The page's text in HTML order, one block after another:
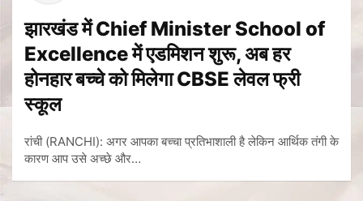
झारखंड में Chief Minister School of
Excellence में एडमिशन शुरू, अब हर
होनहार बच्चे को मिलेगा CBSE लेवल फ्री
स्कूल
रांची (RANCHI): अगर आपका बच्चा प्रतिभाशाली है लेकिन आर्थिक तंगी के
कारण आप उसे अच्छे और…